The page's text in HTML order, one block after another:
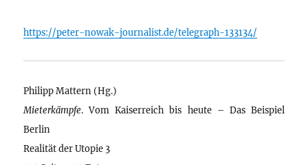
https://peter-nowak-journalist.de/telegraph-133134/
Philipp Mattern (Hg.)
Mieterkämpfe. Vom Kaiserreich bis heute – Das Beispiel
Berlin
Realität der Utopie 3